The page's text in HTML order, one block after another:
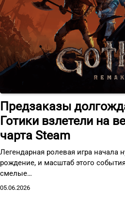
Предзаказы
Готики взлетели на
чарта Steam
Легендарная ролевая игра начала
рождение, и масштаб этого
смелые…
05.06.2026